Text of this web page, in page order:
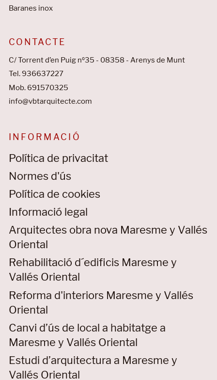
Baranes inox
CONTACTE
C/ Torrent d’en Puig nº35 - 08358 - Arenys de Munt
Tel. 936637227
Mob. 691570325
info@vbtarquitecte.com
INFORMACIÓ
Política de privacitat
Normes d'ús
Política de cookies
Informació legal
Arquitectes obra nova Maresme y Vallés
Oriental
Rehabilitació d´edificis Maresme y
Vallés Oriental
Reforma d'interiors Maresme y Vallés
Oriental
Canvi d’ús de local a habitatge a
Maresme y Vallés Oriental
Estudi d’arquitectura a Maresme y
Vallés Oriental